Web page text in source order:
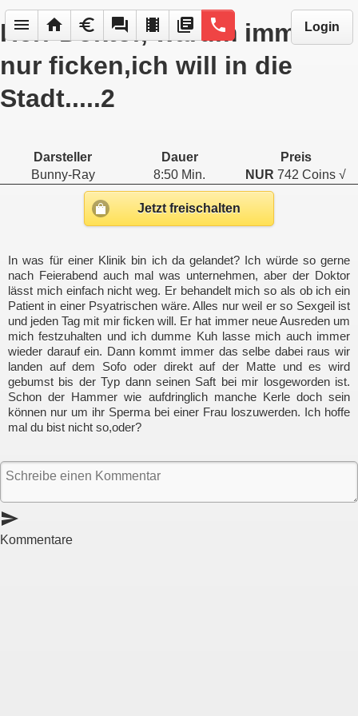
menu home euro forum local_movies library_books phone Login
Herr Doktor, warum immer
nur ficken,ich will in die
Stadt.....2
Darsteller Dauer
Preis
Bunny-Ray
8:50 Min. NUR 742 Coins √
Jetzt freischalten
In was für einer Klinik bin ich da gelandet? Ich würde so gerne
nach Feierabend auch mal was unternehmen, aber der Doktor
lässt mich einfach nicht weg. Er behandelt mich so als ob ich ein
Patient in einer Psyatrischen wäre. Alles nur weil er so Sexgeil ist
und jeden Tag mit mir ficken will. Er hat immer neue Ausreden um
mich festzuhalten und ich dumme Kuh lasse mich auch immer
wieder darauf ein. Dann kommt immer das selbe dabei raus wir
landen auf dem Sofo oder direkt auf der Matte und es wird
gebumst bis der Typ dann seinen Saft bei mir losgeworden ist.
Schon der Hammer wie aufdringlich manche Kerle doch sein
können nur um ihr Sperma bei einer Frau loszuwerden. Ich hoffe
mal du bist nicht so,oder?
send
Kommentare